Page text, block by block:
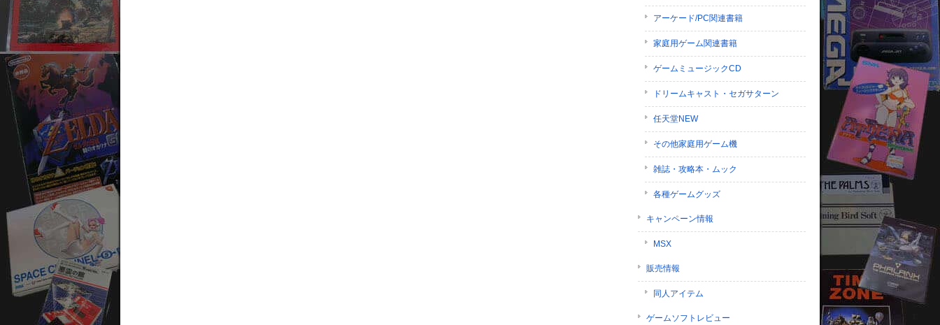
アーケード/PC関連書籍
家庭用ゲーム関連書籍
ゲームミュージックCD
ドリームキャスト・セガサターン
任天堂NEW
その他家庭用ゲーム機
雑誌・攻略本・ムック
各種ゲームグッズ
キャンペーン情報
MSX
販売情報
同人アイテム
ゲームソフトレビュー